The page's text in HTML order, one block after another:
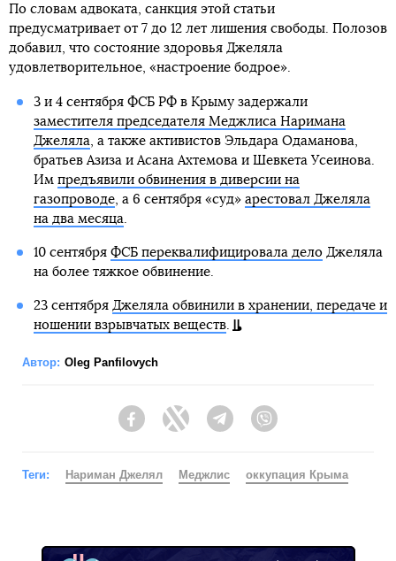
По словам адвоката, санкция этой статьи
предусматривает от 7 до 12 лет лишения свободы. Полозов
добавил, что состояние здоровья Джеляла
удовлетворительное, «настроение бодрое».
3 и 4 сентября ФСБ РФ в Крыму задержали
заместителя председателя Меджлиса Наримана
Джеляла, а также активистов Эльдара Одаманова,
братьев Азиза и Асана Ахтемова и Шевкета Усеинова.
Им предъявили обвинения в диверсии на
газопроводе, а 6 сентября «суд» арестовал Джеляла
на два месяца.
10 сентября ФСБ переквалифицировала делоДжеляла
на более тяжкое обвинение.
23 сентября Джеляла обвинили в хранении, передаче и
ношении взрывчатых веществ.
Автор: Oleg Panfilovych
FacebookTwitter Telegram
Теги: Нариман Джелял Меджлис оккупация Крыма